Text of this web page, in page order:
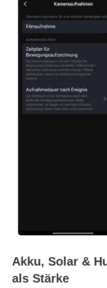
Akku, Solar &
als Stärke